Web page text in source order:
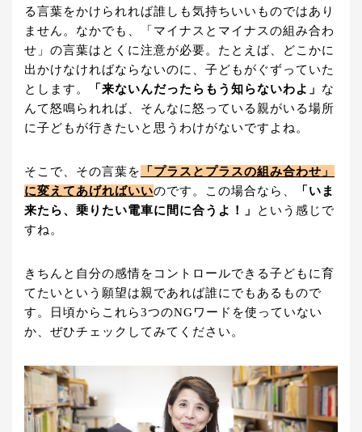
る言葉をかけられれば誰しも気持ちいいものではあり
ません。なかでも、「マイナスとマイナスの組み合わ
せ」の言葉はとくに注意が必要。たとえば、どこかに
出かけなければならないのに、子どもがぐずっていた
とします。
「来ないんだったらもう知らないわよ」 な
んて怒鳴られれば、そんなに怒っている親がいる場所
に子どもが行きたいと思うわけがないですよね。
そこで、その言葉を
「プラスとプラスの組み合わせ」
に変えてあげればいいのです。この場合なら、
「いま
来たら、乗りたい電車に間に合うよ！」
という感じで
すね。
きちんと自分の感情をコントロールできる子どもに育
てたいという願望は親であれば誰にでもあるもので
す。日頃からこれら3つのNGワードを使っていない
か、ぜひチェックしてみてください。